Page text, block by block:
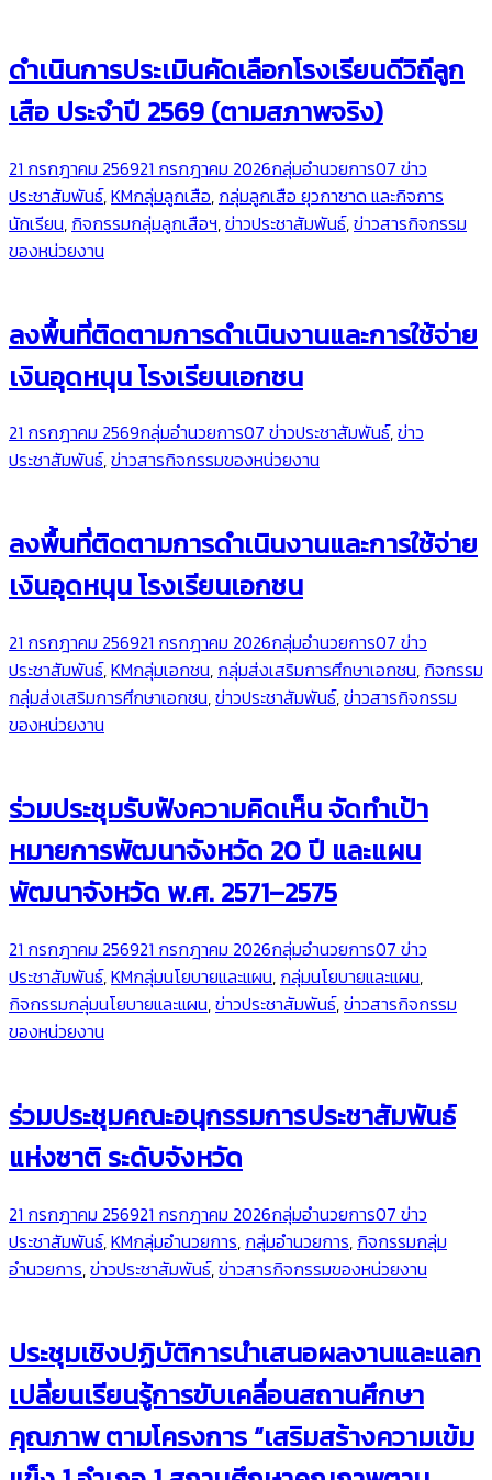
ดำเนินการประเมินคัดเลือกโรงเรียนดีวิถีลูก
เสือ ประจำปี 2569 (ตามสภาพจริง)
21 กรกฎาคม 256921 กรกฎาคม 2026กลุ่มอำนวยการ07 ข่าว
ประชาสัมพันธ์,KMกลุ่มลูกเสือ, กลุ่มลูกเสือ ยุวกาชาด และกิจการ
นักเรียน, กิจกรรมกลุ่มลูกเสือฯ,ข่าวประชาสัมพันธ์,ข่าวสารกิจกรรม
ของหน่วยงาน
ลงพื้นที่ติดตามการดำเนินงานและการใช้จ่าย
เงินอุดหนุน โรงเรียนเอกชน
21 กรกฎาคม 2569กลุ่มอำนวยการ07 ข่าวประชาสัมพันธ์,ข่าว
ประชาสัมพันธ์,ข่าวสารกิจกรรมของหน่วยงาน
ลงพื้นที่ติดตามการดำเนินงานและการใช้จ่าย
เงินอุดหนุน โรงเรียนเอกชน
21 กรกฎาคม 256921 กรกฎาคม 2026กลุ่มอำนวยการ07 ข่าว
ประชาสัมพันธ์,KMกลุ่มเอกชน, กลุ่มส่งเสริมการศึกษาเอกชน, กิจกรรม
กลุ่มส่งเสริมการศึกษาเอกชน,ข่าวประชาสัมพันธ์,ข่าวสารกิจกรรม
ของหน่วยงาน
ร่วมประชุมรับฟังความคิดเห็น จัดทำเป้า
หมายการพัฒนาจังหวัด 20 ปี และแผน
พัฒนาจังหวัด พ.ศ. 2571–2575
21 กรกฎาคม 256921 กรกฎาคม 2026กลุ่มอำนวยการ07 ข่าว
ประชาสัมพันธ์,KMกลุ่มนโยบายและแผน, กลุ่มนโยบายและแผน,
กิจกรรมกลุ่มนโยบายและแผน,ข่าวประชาสัมพันธ์,ข่าวสารกิจกรรม
ของหน่วยงาน
ร่วมประชุมคณะอนุกรรมการประชาสัมพันธ์
แห่งชาติ ระดับจังหวัด
21 กรกฎาคม 256921 กรกฎาคม 2026กลุ่มอำนวยการ07 ข่าว
ประชาสัมพันธ์,KMกลุ่มอำนวยการ, กลุ่มอำนวยการ, กิจกรรมกลุ่ม
อำนวยการ,ข่าวประชาสัมพันธ์,ข่าวสารกิจกรรมของหน่วยงาน
ประชุมเชิงปฏิบัติการนำเสนอผลงานและแลก
เปลี่ยนเรียนรู้การขับเคลื่อนสถานศึกษา
คุณภาพ ตามโครงการ “เสริมสร้างความเข้ม